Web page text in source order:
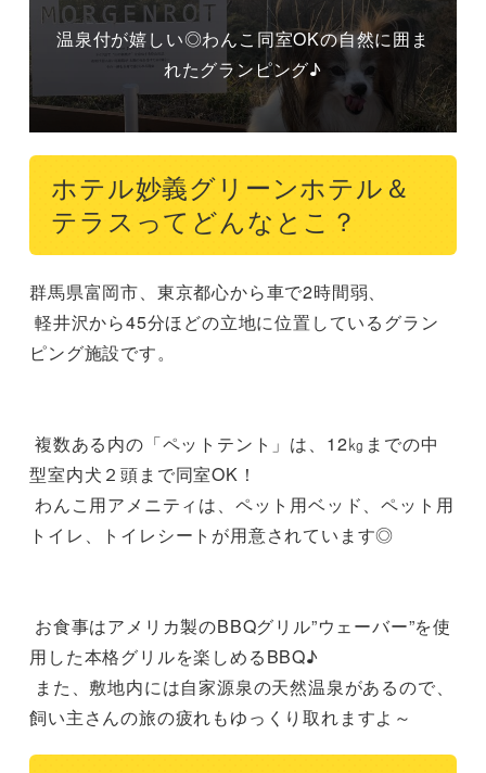
温泉付が嬉しい◎わんこ同室OKの自然に囲ま
れたグランピング♪
ホテル妙義グリーンホテル＆
テラスってどんなとこ？
群馬県富岡市、東京都心から車で2時間弱、
ピング施設です。
型室内犬２頭まで同室OK！
トイレ、トイレシートが用意されています◎
用した本格グリルを楽しめるBBQ♪
飼い主さんの旅の疲れもゆっくり取れますよ～